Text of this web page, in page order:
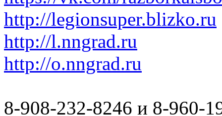
http://legionsuper.blizko.ru
http://l.nngrad.ru
http://o.nngrad.ru
8-908-232-8246 и 8-960-